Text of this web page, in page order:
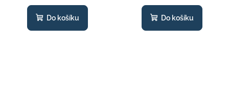
Do košíku Do košíku